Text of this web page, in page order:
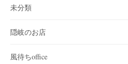
未分類
隠岐のお店
風待ちoffice